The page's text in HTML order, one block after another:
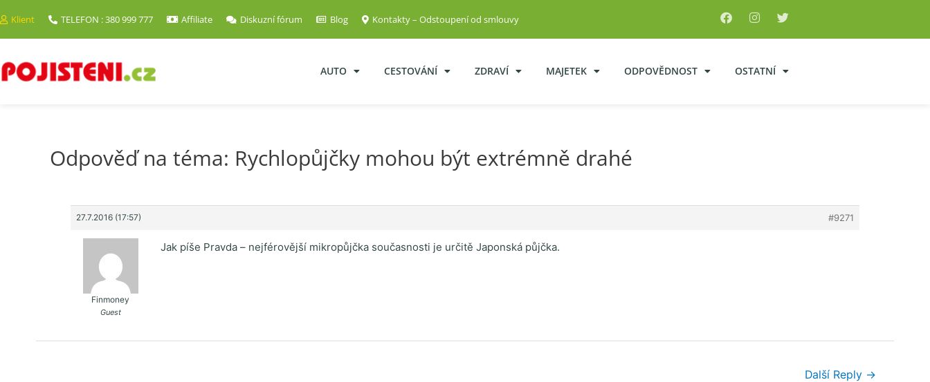
Klient TELEFON : 380 999 777 Affiliate Diskuzní fórum Blog Kontakty – Odstoupení od smlouvy
AUTO CESTOVÁNÍ ZDRAVÍ MAJETEK ODPOVĚDNOST OSTATNÍ
Odpověď na téma: Rychlopůjčky mohou být extrémně drahé
27.7.2016 (17:57) #9271
Finmoney
Guest
Jak píše Pravda – nejférovější mikropůjčka současnosti je určitě Japonská půjčka.
Další Reply →